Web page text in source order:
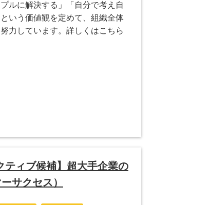
ルに解決する」「自分で考え自
いう価値観を定めて、組織全体
力しています。詳しくはこちら
ティブ候補】超大手企業の
サクセス）